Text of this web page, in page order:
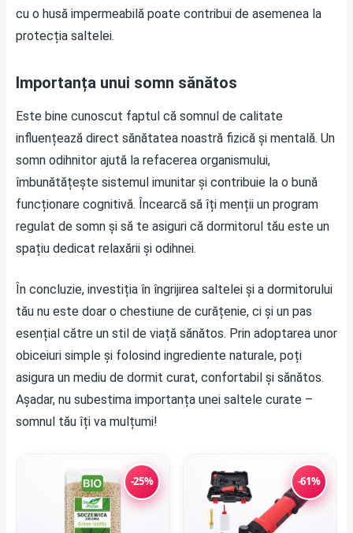
cu o husă impermeabilă poate contribui de asemenea la
protecția saltelei.
Importanța unui somn sănătos
Este bine cunoscut faptul că somnul de calitate
influențează direct sănătatea noastră fizică și mentală. Un
somn odihnitor ajută la refacerea organismului,
îmbunătățește sistemul imunitar și contribuie la o bună
funcționare cognitivă. Încearcă să îți menții un program
regulat de somn și să te asiguri că dormitorul tău este un
spațiu dedicat relaxării și odihnei.
În concluzie, investiția în îngrijirea saltelei și a dormitorului
tău nu este doar o chestiune de curățenie, ci și un pas
esențial către un stil de viață sănătos. Prin adoptarea unor
obiceiuri simple și folosind ingrediente naturale, poți
asigura un mediu de dormit curat, confortabil și sănătos.
Așadar, nu subestima importanța unei saltele curate –
somnul tău îți va mulțumi!
-25% -61%